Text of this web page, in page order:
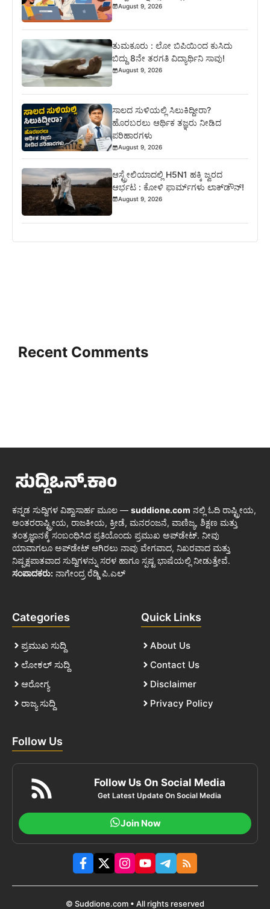
August 9, 2026
ತುಮಕೂರು : ಲೋ ಬಿಪಿಯಿಂದ ಕುಸಿದು
ಬಿದ್ದು 8ನೇ ತರಗತಿ ವಿದ್ಯಾರ್ಥಿನಿ ಸಾವು!
August 9, 2026
ಸಾಲದ ಸುಳಿಯಲ್ಲಿ ಸಿಲುಕಿದ್ದೀರಾ?
ಹೊರಬರಲು ಆರ್ಥಿಕ ತಜ್ಞರು ನೀಡಿದ
ಪರಿಹಾರಗಳು
August 9, 2026
ಆಸ್ಟ್ರೇಲಿಯಾದಲ್ಲಿ H5N1 ಹಕ್ಕಿ ಜ್ವರದ
ಆರ್ಭಟ : ಕೋಳಿ ಫಾರ್ಮ್‌ಗಳು ಲಾಕ್‌ಡೌನ್!
August 9, 2026
Recent Comments
ಕನ್ನಡ ಸುದ್ದಿಗಳ ವಿಶ್ವಾಸಾರ್ಹ ಮೂಲ — suddione.com ನಲ್ಲಿ ಓದಿ ರಾಷ್ಟ್ರೀಯ,
ಅಂತರರಾಷ್ಟ್ರೀಯ, ರಾಜಕೀಯ, ಕ್ರೀಡೆ, ಮನರಂಜನೆ, ವಾಣಿಜ್ಯ, ಶಿಕ್ಷಣ ಮತ್ತು
ತಂತ್ರಜ್ಞಾನಕ್ಕೆ ಸಂಬಂಧಿಸಿದ ಪ್ರತಿಯೊಂದು ಪ್ರಮುಖ ಅಪ್‌ಡೇಟ್. ನೀವು
ಯಾವಾಗಲೂ ಅಪ್‌ಡೇಟ್ ಆಗಿರಲು ನಾವು ವೇಗವಾದ, ನಿಖರವಾದ ಮತ್ತು
ನಿಷ್ಪಕ್ಷಪಾತವಾದ ಸುದ್ದಿಗಳನ್ನು ಸರಳ ಹಾಗೂ ಸ್ಪಷ್ಟ ಭಾಷೆಯಲ್ಲಿ ನೀಡುತ್ತೇವೆ.
ಸಂಪಾದಕರು: ನಾಗೇಂದ್ರ ರೆಡ್ಡಿ ಪಿ.ಎಲ್
Categories
ಪ್ರಮುಖ ಸುದ್ದಿ
ಲೋಕಲ್ ಸುದ್ದಿ
ಆರೋಗ್ಯ
ರಾಜ್ಯ ಸುದ್ದಿ
Quick Links
About Us
Contact Us
Disclaimer
Privacy Policy
Follow Us
Follow Us On Social Media
Get Latest Update On Social Media
Join Now
© Suddione.com • All rights reserved